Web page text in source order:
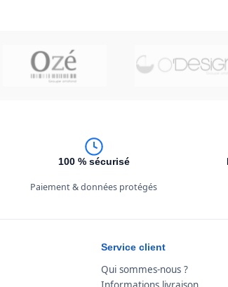
100 % sécurisé
Paiement & données protégés
Service client
Qui sommes-nous ?